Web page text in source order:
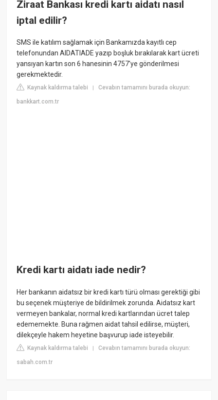
Ziraat Bankası kredi kartı aidatı nasıl
iptal edilir?
SMS ile katılım sağlamak için Bankamızda kayıtlı cep
telefonundan AIDATIADE yazıp boşluk bırakılarak kart ücreti
yansıyan kartın son 6 hanesinin 4757'ye gönderilmesi
gerekmektedir.
Kaynak kaldırma talebi |Cevabın tamamını burada okuyun:
bankkart.com.tr
Kredi kartı aidatı iade nedir?
Her bankanın aidatsız bir kredi kartı türü olması gerektiği gibi
bu seçenek müşteriye de bildirilmek zorunda. Aidatsız kart
vermeyen bankalar, normal kredi kartlarından ücret talep
edememekte. Buna rağmen aidat tahsil edilirse, müşteri,
dilekçeyle hakem heyetine başvurup iade isteyebilir.
Kaynak kaldırma talebi |Cevabın tamamını burada okuyun:
sabah.com.tr